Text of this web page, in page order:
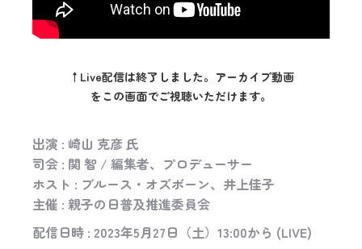
↑Live配信は終了しました。アーカイブ動画
をこの画面でご視聴いただけます。
出演 : 崎山 克彦 氏
司会 : 関 智 / 編集者、プロデューサー
ホスト : ブルース・オズボーン、井上佳子
主催 : 親子の日普及推進委員会
配信日時 : 2023年5月27日（土）13:00から (LIVE)